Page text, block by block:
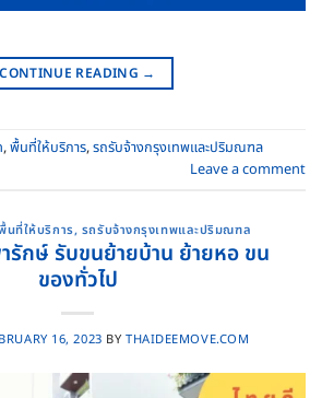
CONTINUE READING →
,พื้นที่ให้บริการ,รถรับจ้างกรุงเทพและปริมณฑล
Leave a comment
นที่ให้บริการ, รถรับจ้างกรุงเทพและปริมณฑล
รักษ์ รับขนย้ายบ้าน ย้ายหอ ขน
ของทั่วไป
16, 2023 BY THAIDEEMOVE.COM